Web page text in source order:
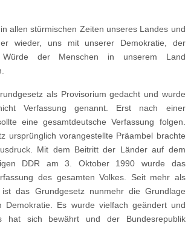
allen stürmischen Zeiten unseres Landes und
wieder, uns mit unserer Demokratie, der
der Menschen in unserem Land
als Provisorium gedacht und wurde
Verfassung genannt. Erst nach einer
eine gesamtdeutsche Verfassung folgen.
ursprünglich vorangestellte Präambel brachte
Mit dem Beitritt der Länder auf dem
DDR am 3. Oktober 1990 wurde das
des gesamten Volkes. Seit mehr als
das Grundgesetz nunmehr die Grundlage
Demokratie. Es wurde vielfach geändert und
hat sich bewährt und der Bundesrepublik